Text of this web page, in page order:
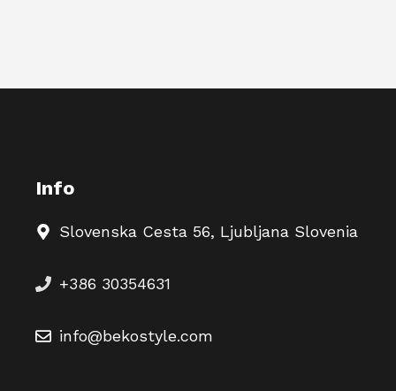
Info
Slovenska Cesta 56, Ljubljana Slovenia
+386 30354631
info@bekostyle.com